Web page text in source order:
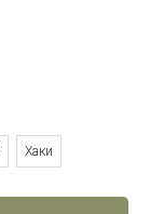
Хаки